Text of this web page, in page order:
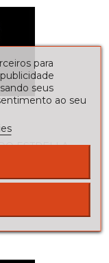
ESTRELLA
para
seus
ao seu